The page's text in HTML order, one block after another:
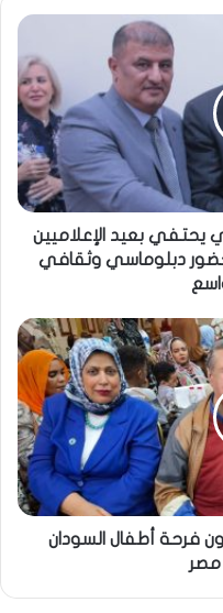
يحتفي بعيد الإعلاميين
من 20 دولة بحضور دبلوماسي وثقافي
فرحة أطفال السودان
مصر